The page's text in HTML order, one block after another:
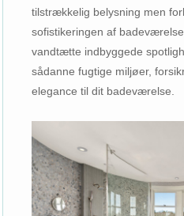
tilstrækkelig belysning men
sofistikeringen af
vandtætte indbyggede
sådanne fugtige miljøer,
elegance til dit badeværelse.